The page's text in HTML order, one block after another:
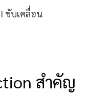
ขับเคลื่อน
สำคัญ